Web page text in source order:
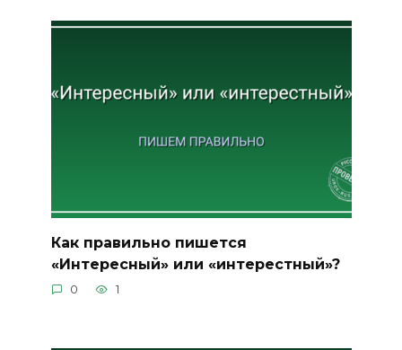
Как правильно пишется
«Интересный» или «интерестный»?
0 1